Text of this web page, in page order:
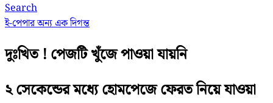
Search
ই-পেপারঅন্য এক দিগন্ত
দুঃখিত ! পেজটি খুঁজে পাওয়া যায়নি
২ সেকেন্ডের মধ্যে হোমপেজে ফেরত নিয়ে যাওয়া